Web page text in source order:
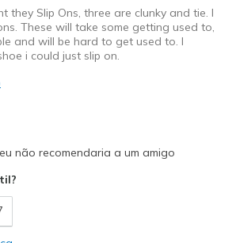
they Slip Ons, three are clunky and tie. I
These will take some getting used to,
and will be hard to get used to. I
i could just slip on.
não recomendaria a um amigo